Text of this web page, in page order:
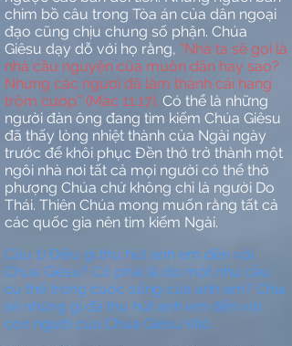
chim bồ câu trong Tòa án của dân ngoại
đạo cũng chịu chung số phận. Chúa
Giêsu dạy dỗ với họ rằng, “Nhà ta sẽ gọi là
nhà cầu nguyện của muôn dân hay sao?
Nhưng các ngươi đã làm thành cái hang
trộm cướp.” (Mác 11:17). Có thể là những
người đàn ông đang tìm kiếm Chúa Giêsu
đã thấy lòng nhiệt thành của Ngài ngày
trước để khôi phục Đền thờ trở thành một
ngôi nhà nơi tất cả mọi người có thể thờ
phượng Chúa chứ không chỉ là người Do
Thái. Thiên Chúa mong muốn rằng tất cả
các quốc gia nên tìm kiếm Ngài.
Câu 1) Điều gì thu hút anh em đến với
Chúa Giêsu? Có phải là do một nhu cầu
cụ thể trong cuộc sống của anh em? Chia
sẻ những gì đã thu hút anh em đến với
con người của Chúa Giêsu Kitô.